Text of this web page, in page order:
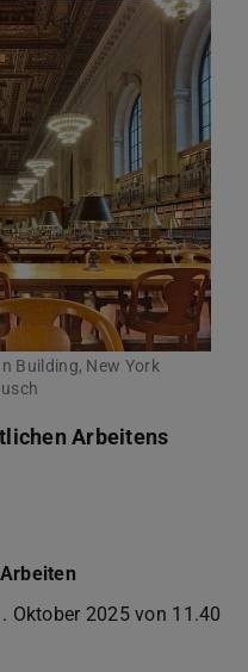
Building, New York
Arbeitens
Oktober 2025 von 11.40